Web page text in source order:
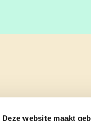
Deze website maakt